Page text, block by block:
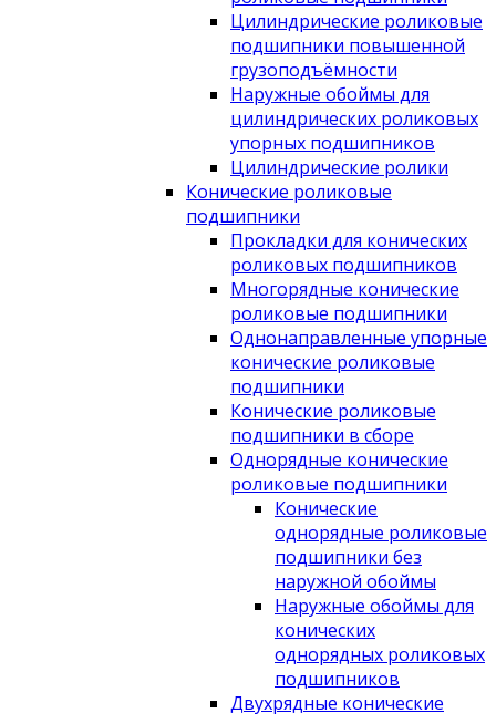
Цилиндрические роликовые
подшипники повышенной
грузоподъёмности
Наружные обоймы для
цилиндрических роликовых
упорных подшипников
Цилиндрические ролики
Конические роликовые
подшипники
Прокладки для конических
роликовых подшипников
Многорядные конические
роликовые подшипники
Однонаправленные упорные
конические роликовые
подшипники
Конические роликовые
подшипники в сборе
Однорядные конические
роликовые подшипники
Конические
однорядные роликовые
подшипники без
наружной обоймы
Наружные обоймы для
конических
однорядных роликовых
подшипников
Двухрядные конические